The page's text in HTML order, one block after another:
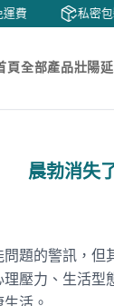
私密包裝
頁全部產品壯陽
晨勃消失
題的警訊，
壓力、生活